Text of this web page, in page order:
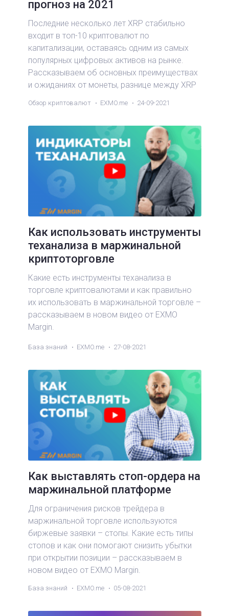
прогноз на 2021
Последние несколько лет XRP стабильно
входит в топ-10 криптовалют по
капитализации, оставаясь одним из самых
популярных цифровых активов на рынке.
Рассказываем об основных преимуществах
и ожиданиях от монеты, разнице между XRP
проекта с SEC США.
Обзор криптовалют EXMO.me 24-09-2021
Как использовать инструменты
теханализа в маржинальной
криптоторговле
Какие есть инструменты теханализа в
торговле криптовалютами и как правильно
их использовать в маржинальной торговле –
рассказываем в новом видео от EXMO
Margin.
База знаний EXMO.me 27-08-2021
Как выставлять стоп-ордера на
маржинальной платформе
Для ограничения рисков трейдера в
маржинальной торговле используются
биржевые заявки – стопы. Какие есть типы
стопов и как они помогают снизить убытки
при открытии позиции – рассказываем в
новом видео от EXMO Margin.
База знаний EXMO.me 05-08-2021